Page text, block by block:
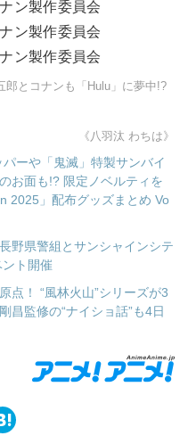
ン製作委員会
ン製作委員会
ン製作委員会
郎とコナンも「Hulu」に夢中!?
《八羽汰 わちは》
パーや「鬼滅」特製サンバイ
お面も!? 限定ノベルティを
2025」配布グッズまとめ Vo
野県警組とサンシャインシテ
ト開催
点！ “風林火山”シリーズが3
昌監修の“ナイショ話”も4日